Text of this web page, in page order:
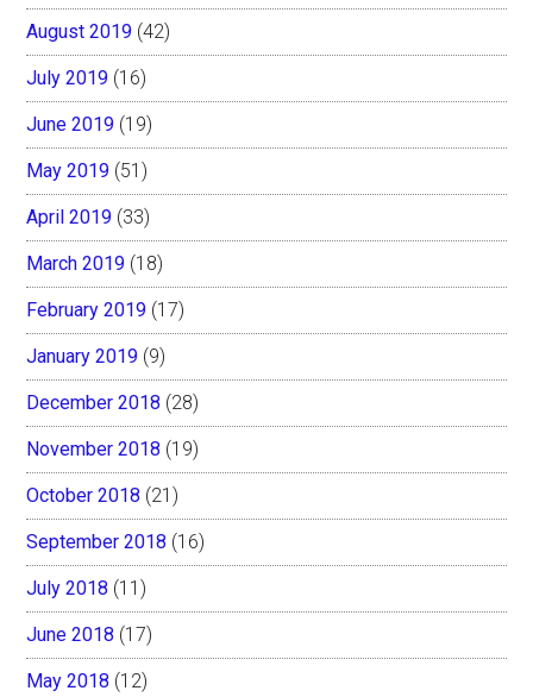
August 2019 (42)
July 2019 (16)
June 2019 (19)
May 2019 (51)
April 2019 (33)
March 2019 (18)
February 2019 (17)
January 2019 (9)
December 2018 (28)
November 2018 (19)
October 2018 (21)
September 2018 (16)
July 2018 (11)
June 2018 (17)
May 2018 (12)